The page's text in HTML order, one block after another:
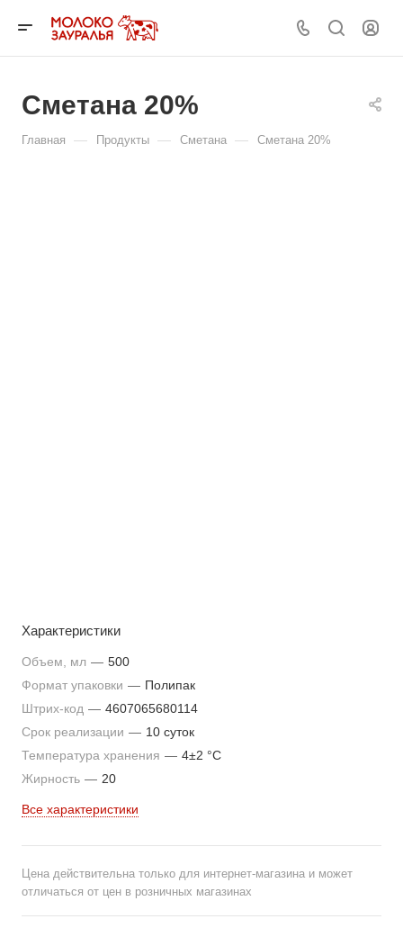
Сметана 20%
Главная — Продукты — Сметана — Сметана 20%
Характеристики
Объем, мл — 500
Формат упаковки — Полипак
Штрих-код — 4607065680114
Срок реализации — 10 суток
Температура хранения — 4±2 °С
Жирность — 20
Все характеристики
Цена действительна только для интернет-магазина и может
отличаться от цен в розничных магазинах